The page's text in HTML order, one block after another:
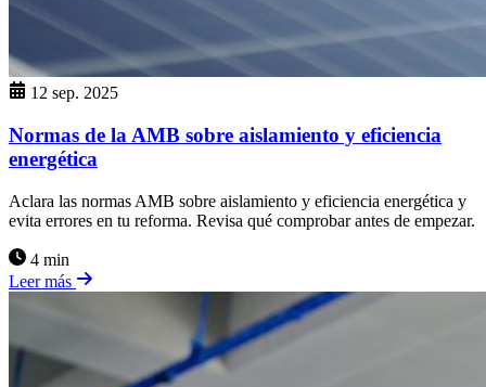
12 sep. 2025
Normas de la AMB sobre aislamiento y eficiencia
energética
Aclara las normas AMB sobre aislamiento y eficiencia energética y
evita errores en tu reforma. Revisa qué comprobar antes de empezar.
4 min
Leer más